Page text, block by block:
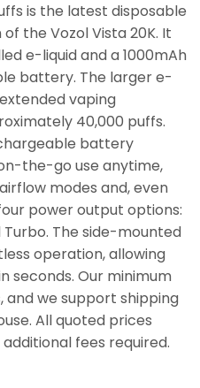
is the latest disposable
the Vozol Vista 20K. It
e-liquid and a 1000mAh
battery. The larger e-
vaping
40,000 puffs.
battery
the-go use anytime,
modes and, even
power output options:
Turbo. The side-mounted
operation, allowing
seconds. Our minimum
and we support shipping
All quoted prices
fees required.